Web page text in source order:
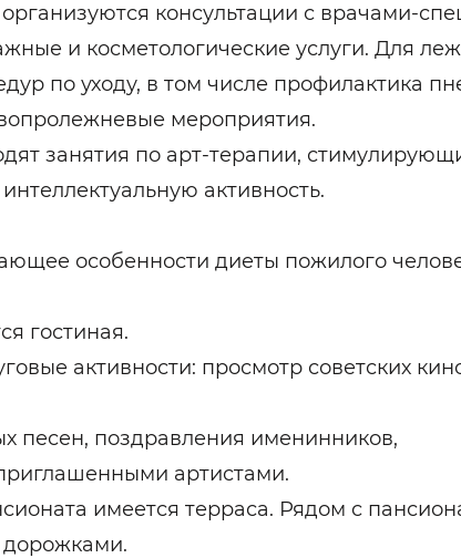
консультации с врачами-
и косметологические услуги. Для
по уходу, в том числе профилактика
мероприятия.
занятия по арт-терапии,
активность.
особенности диеты пожилого
гостиная.
активности: просмотр советских
песен, поздравления именинников,
артистами.
имеется терраса. Рядом с